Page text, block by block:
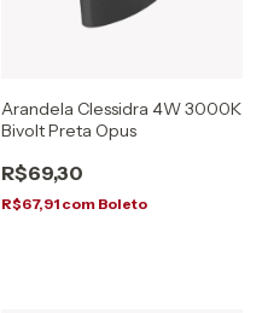
Arandela Clessidra 4W 3000K
Bivolt Preta Opus
R$69,30
R$67,91 com Boleto